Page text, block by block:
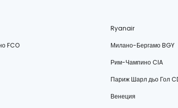
Ryanair
FCO
Милано-Бергамо BGY
Рим-Чампино CIA
Париж Шарл дьо Гол
Венеция